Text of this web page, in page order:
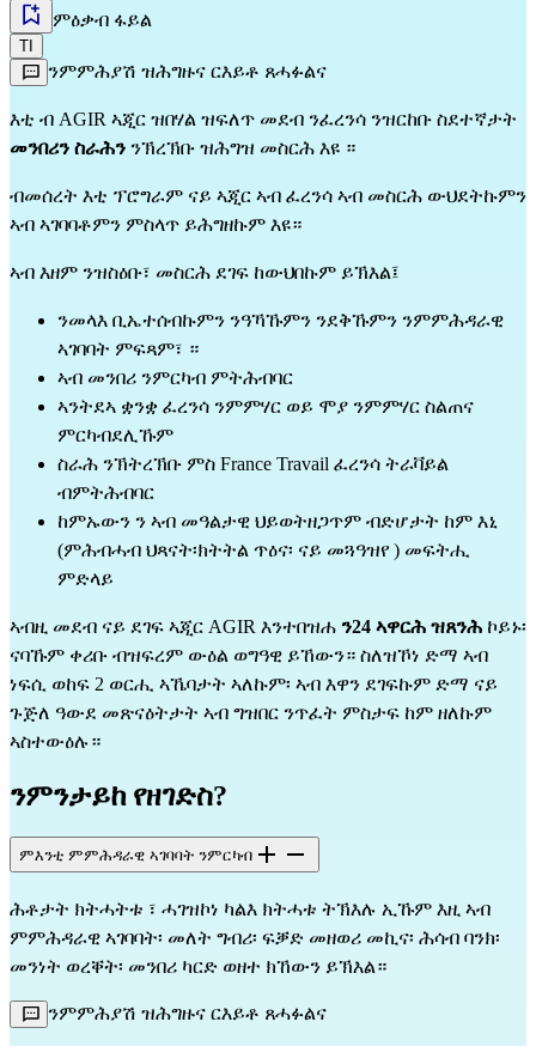
ምዕቃብ ፋይል
TI
ንምምሕያሽ ዝሕግዙና ርእይቶ ጸሓፉልና
እቲ ብ AGIR ኣጂር ዝበሃል ዝፍለጥ መደብ ንፈረንሳ ንዝርከቡ ስደተኛታት
መንበሪን ስራሕን ንኽረኽቡ ዝሕግዝ መስርሕ እዩ ።
ብመሰረት እቲ ፕሮግራም ናይ ኣጂር ኣብ ፈረንሳ ኣብ መስርሕ ውህደትኩምን
ኣብ ኣገባባቶምን ምስላጥ ይሕግዘኩም እዩ።
ኣብ እዘም ንዝስዕቡ፣ መስርሕ ደገፍ ከውህበኩም ይኽእል፤
ንመላእ ቢኤተሰብኩምን ንዓኻኹምን ንደቅኹምን ንምምሕዳራዊ
ኣገባባት ምፍጻም፣ ።
ኣብ መንበሪ ንምርካብ ምትሕብባር
ኣንትደኣ ቋንቋ ፈረንሳ ንምምሃር ወይ ሞያ ንምምሃር ስልጠና
ምርካብደሊኹም
ስራሕ ንኽትረኽቡ ምስ France Travail ፈረንሳ ትራቫይል
ብምትሕብባር
ከምኡውን ን ኣብ መዓልታዊ ህይወትዘጋጥም ብድሆታት ከም እኒ
(ምሕብሓብ ህጻናት፡ክትትል ጥዕና፡ ናይ መጓዓዝየ ) መፍትሒ
ምድላይ
ኣብዚ መደብ ናይ ደገፍ ኣጂር AGIR እንተበዝሐ ን24 ኣዋርሕ ዝጸንሕ ኮይኑ፡
ናባኹም ቀሪቡ ብዝፍረም ውዕል ወግዓዊ ይኸውን። ስለዝኾነ ድማ ኣብ
ነፍሲ ወከፍ 2 ወርሒ ኣኼባታት ኣለኩም፡ ኣብ እዋን ደገፍኩም ድማ ናይ
ጉጅለ ዓውደ መጽናዕትታት ኣብ ግዝበር ንጥፈት ምስታፍ ከም ዘለኩም
ኣስተውዕሉ።
ንምንታይከ የዘገድስ?
ምእንቲ ምምሕዳራዊ ኣገባባት ንምርካብ
ሕቶታት ክትሓትቱ ፣ ሓገዝኮነ ካልእ ክትሓቱ ትኽእሉ ኢኹም እዚ ኣብ
ምምሕዳራዊ ኣገባባት፡ መለት ግብሪ፡ ፍቓድ መዘወሪ መኪና፡ ሕሳብ ባንክ፡
መንነት ወረቐት፡ መንበሪ ካርድ ወዘተ ክኸውን ይኽእል።
ንምምሕያሽ ዝሕግዙና ርእይቶ ጸሓፉልና